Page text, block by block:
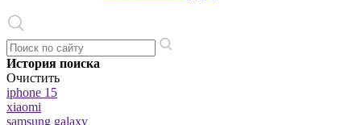
История поиска
Очистить
iphone 15
xiaomi
samsung galaxy